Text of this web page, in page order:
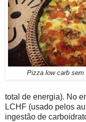
Pizza low carb sem
total de energia). No
LCHF (usado pelos
ingestão de